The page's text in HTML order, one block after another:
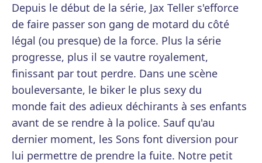
Depuis le début de la série, Jax Teller s'efforce
de faire passer son gang de motard du côté
légal (ou presque) de la force. Plus la série
progresse, plus il se vautre royalement,
finissant par tout perdre. Dans une scène
bouleversante, le biker le plus sexy du
monde fait des adieux déchirants à ses enfants
avant de se rendre à la police. Sauf qu'au
dernier moment, les Sons font diversion pour
lui permettre de prendre la fuite. Notre petit